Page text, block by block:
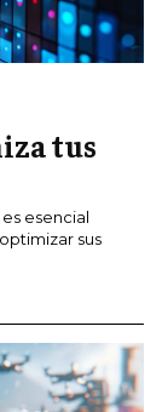
tus
esencial
sus